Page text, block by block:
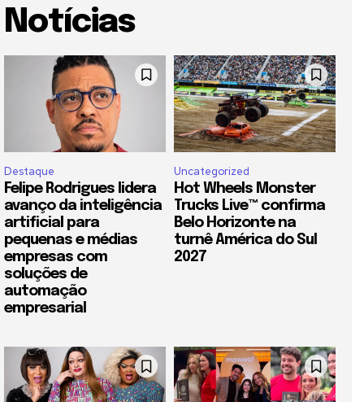
Notícias
Destaque
Felipe Rodrigues lidera
avanço da inteligência
artificial para
pequenas e médias
empresas com
soluções de
automação
empresarial
Uncategorized
Hot Wheels Monster
Trucks Live™ confirma
Belo Horizonte na
turnê América do Sul
2027